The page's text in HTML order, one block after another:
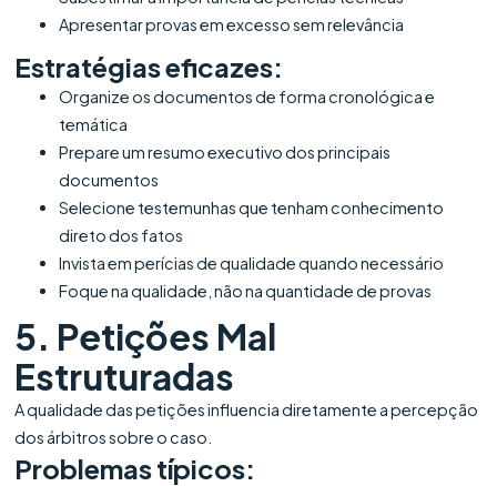
Apresentar provas em excesso sem relevância
Estratégias eficazes:
Organize os documentos de forma cronológica e
temática
Prepare um resumo executivo dos principais
documentos
Selecione testemunhas que tenham conhecimento
direto dos fatos
Invista em perícias de qualidade quando necessário
Foque na qualidade, não na quantidade de provas
5. Petições Mal
Estruturadas
A qualidade das petições influencia diretamente a percepção
dos árbitros sobre o caso.
Problemas típicos: